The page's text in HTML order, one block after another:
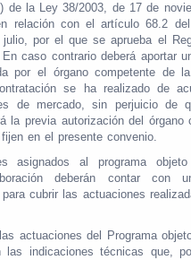
de la Ley 38/2003, de 17 de
relación con el artículo 68.2
por el que se aprueba el
caso contrario deberá aportar
por el órgano competente de
se ha realizado de
de mercado, sin perjuicio de
la previa autorización del órgano
en el presente convenio.
asignados al programa
deberán contar con
cubrir las actuaciones
actuaciones del Programa
las indicaciones técnicas que,